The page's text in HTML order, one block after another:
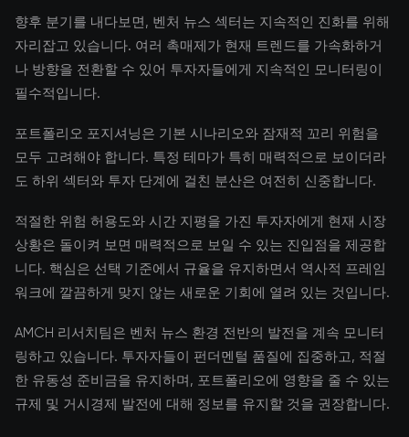
향후 분기를 내다보면, 벤처 뉴스 섹터는 지속적인 진화를 위해
자리잡고 있습니다. 여러 촉매제가 현재 트렌드를 가속화하거
나 방향을 전환할 수 있어 투자자들에게 지속적인 모니터링이
필수적입니다.
포트폴리오 포지셔닝은 기본 시나리오와 잠재적 꼬리 위험을
모두 고려해야 합니다. 특정 테마가 특히 매력적으로 보이더라
도 하위 섹터와 투자 단계에 걸친 분산은 여전히 신중합니다.
적절한 위험 허용도와 시간 지평을 가진 투자자에게 현재 시장
상황은 돌이켜 보면 매력적으로 보일 수 있는 진입점을 제공합
니다. 핵심은 선택 기준에서 규율을 유지하면서 역사적 프레임
워크에 깔끔하게 맞지 않는 새로운 기회에 열려 있는 것입니다.
AMCH 리서치팀은 벤처 뉴스 환경 전반의 발전을 계속 모니터
링하고 있습니다. 투자자들이 펀더멘털 품질에 집중하고, 적절
한 유동성 준비금을 유지하며, 포트폴리오에 영향을 줄 수 있는
규제 및 거시경제 발전에 대해 정보를 유지할 것을 권장합니다.